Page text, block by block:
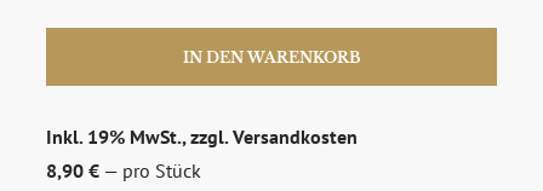
Inkl. 19% MwSt., zzgl.Versandkosten
8,90 € — pro Stück
IN DEN WARENKORB